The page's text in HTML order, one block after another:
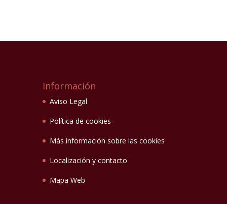
Información
Aviso Legal
Política de cookies
Más información sobre las cookies
Localización y contacto
Mapa Web